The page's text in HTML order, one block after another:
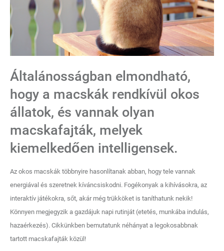
Általánosságban elmondható,
hogy a macskák rendkívül okos
állatok, és vannak olyan
macskafajták, melyek
kiemelkedően intelligensek.
Az okos macskák többnyire hasonlítanak abban, hogy tele vannak
energiával és szeretnek kíváncsiskodni. Fogékonyak a kihívásokra, az
interaktív játékokra, sőt, akár még trükköket is taníthatunk nekik!
Könnyen megjegyzik a gazdájuk napi rutinját (etetés, munkába indulás,
hazaérkezés). Cikkünkben bemutatunk néhányat a legokosabbnak
tartott macskafajták közül!